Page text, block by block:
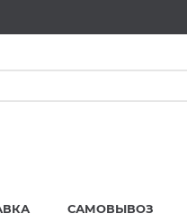
САМОВЫВОЗ